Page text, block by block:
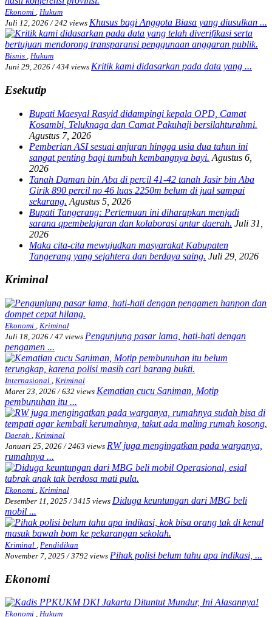
Ekonomi , Hukum
Juli 12, 2026 / 242 views Khusus bagi Anggota Biasa yang diusulkan ...
Bisnis , Hukum
Juni 29, 2026 / 434 views Kritik kami didasarkan pada data yang ...
Esekutip
Bupati Maesyal Rasyid didampingi kepala OPD, Camat
Kosambi, Teluknaga dan Camat Pakuhaji bersilahturahmi.
Agustus 7, 2026
Pemberian ASI sesuai anjuran hingga usia dua tahun ini
sangat penting bagi tumbuh kembangnya bayi. Agustus 6,
2026
Tanah Daman bin Aba di percil 41-42 tanah Jasir bin Aba
Girik 890 percil no 46 luas 2250m belum di jual sampai
sekarang. Agustus 5, 2026
Bupati Tangerang: Pertemuan ini diharapkan menjadi
sarana qpembelajaran dan kolaborasi antar daerah. Juli 31,
2026
Maka cita-cita mewujudkan masyarakat Kabupaten
Tangerang yang sejahtera dan berdaya saing. Juli 29, 2026
Kriminal
Ekonomi
Kriminal
Juli 18, 2026 / 47 views Pengunjung pasar lama, hati-hati dengan
pengamen ...
Internasional
Kriminal
Maret 23, 2026 / 632 views Kematian cucu Saniman, Motip
pembunuhan itu ...
Daerah
Kriminal
Januari 25, 2026 / 2463 views RW juga mengingatkan pada warganya,
rumahnya ...
Ekonomi
Kriminal
Desember 11, 2025 / 3415 views Diduga keuntungan dari MBG beli
mobil ...
Kriminal
Pendidikan
November 7, 2025 / 3792 views Pihak polisi belum tahu apa indikasi, ...
Ekonomi
Ekonomi , Hukum